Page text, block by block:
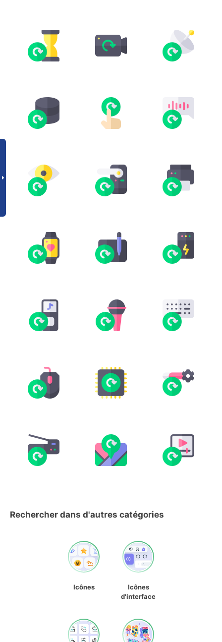
Rechercher dans d'autres catégories
Icônes
Icônes
d'interface